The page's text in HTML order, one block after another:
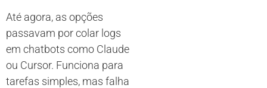
Até agora, as opções
passavam por colar logs
em chatbots como Claude
ou Cursor. Funciona para
tarefas simples, mas falha